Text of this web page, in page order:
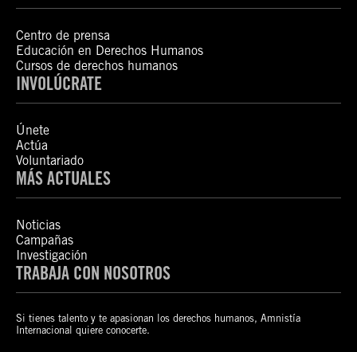
Centro de prensa
Educación en Derechos Humanos
Cursos de derechos humanos
INVOLÚCRATE
Únete
Actúa
Voluntariado
MÁS ACTUALES
Noticias
Campañas
Investigación
TRABAJA CON NOSOTROS
Si tienes talento y te apasionan los derechos humanos, Amnistía
Internacional quiere conocerte.